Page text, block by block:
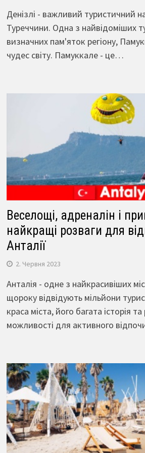
Денізлі - важливий туристичний
Туреччини. Одна з найвідоміших
визначних пам'яток регіону,
чудес світу. Памуккале - це…
Веселощі, адреналін і
найкращі розваги для
Анталії
2. Червня 2023
Анталія - одне з найкрасивіших
щороку відвідують мільйони
краса міста, його багата історія та
можливості для активного